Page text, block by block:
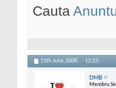
Cauta
11th June 2008, 12:23
DMB
Membru